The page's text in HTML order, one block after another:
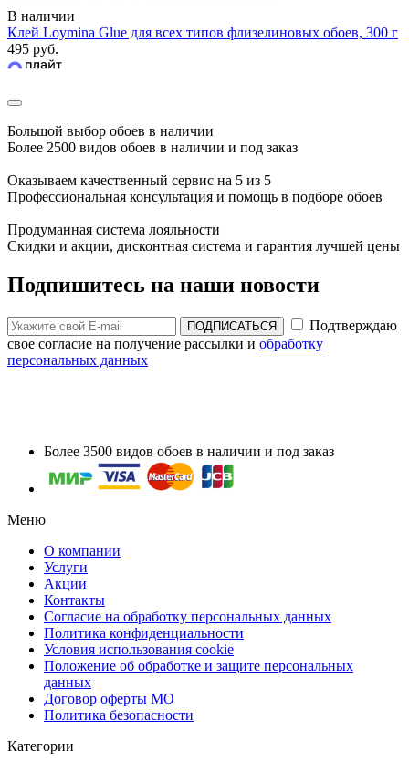
В наличии
Клей Loymina Glue для всех типов флизелиновых обоев, 300 г
495 руб.
Большой выбор обоев в наличии
Более 2500 видов обоев в наличии и под заказ
Оказываем качественный сервис на 5 из 5
Профессиональная консультация и помощь в подборе обоев
Продуманная система лояльности
Скидки и акции, дисконтная система и гарантия лучшей цены
Подпишитесь на наши новости
ПОДПИСАТЬСЯ
Подтверждаю
свое согласие на получение рассылки и обработку
персональных данных
Более 3500 видов обоев в наличии и под заказ
Меню
О компании
Услуги
Акции
Контакты
Согласие на обработку персональных данных
Политика конфиденциальности
Условия использования cookie
Положение об обработке и защите персональных
данных
Договор оферты МО
Политика безопасности
Категории